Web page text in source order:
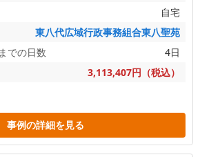
自宅
東八代広域行政事務組合東八聖苑
での日数
4日
3,113,407円（税込）
事例の詳細を見る